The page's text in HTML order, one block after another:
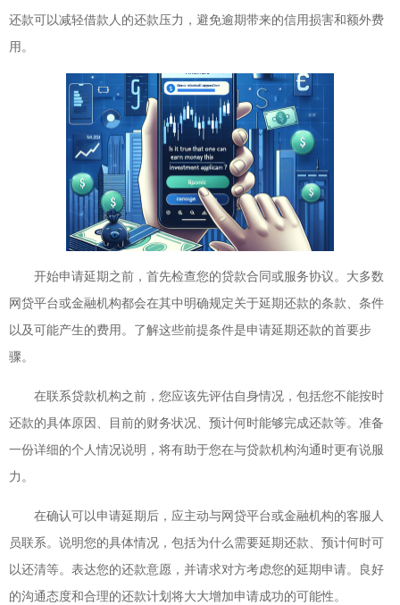
还款可以减轻借款人的还款压力，避免逾期带来的信用损害和额外费
用。
开始申请延期之前，首先检查您的贷款合同或服务协议。大多数
网贷平台或金融机构都会在其中明确规定关于延期还款的条款、条件
以及可能产生的费用。了解这些前提条件是申请延期还款的首要步
骤。
在联系贷款机构之前，您应该先评估自身情况，包括您不能按时
还款的具体原因、目前的财务状况、预计何时能够完成还款等。准备
一份详细的个人情况说明，将有助于您在与贷款机构沟通时更有说服
力。
在确认可以申请延期后，应主动与网贷平台或金融机构的客服人
员联系。说明您的具体情况，包括为什么需要延期还款、预计何时可
以还清等。表达您的还款意愿，并请求对方考虑您的延期申请。良好
的沟通态度和合理的还款计划将大大增加申请成功的可能性。